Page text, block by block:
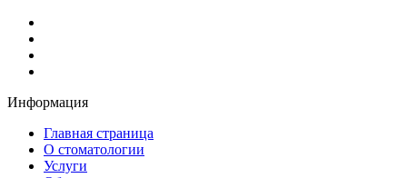
Информация
Главная страница
О стоматологии
Услуги